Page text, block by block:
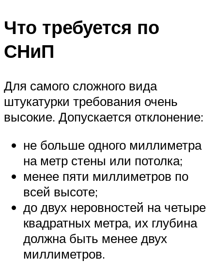
Что требуется по
СНиП
Для самого сложного вида
штукатурки требования очень
высокие. Допускается отклонение:
не больше одного миллиметра
на метр стены или потолка;
менее пяти миллиметров по
всей высоте;
до двух неровностей на четыре
квадратных метра, их глубина
должна быть менее двух
миллиметров.